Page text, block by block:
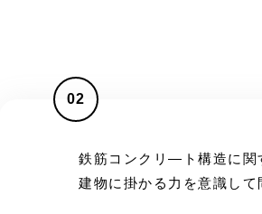
02
鉄筋コンクリ―ト構造に関
建物に掛かる力を意識して